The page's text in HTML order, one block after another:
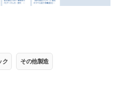
ク その他製造